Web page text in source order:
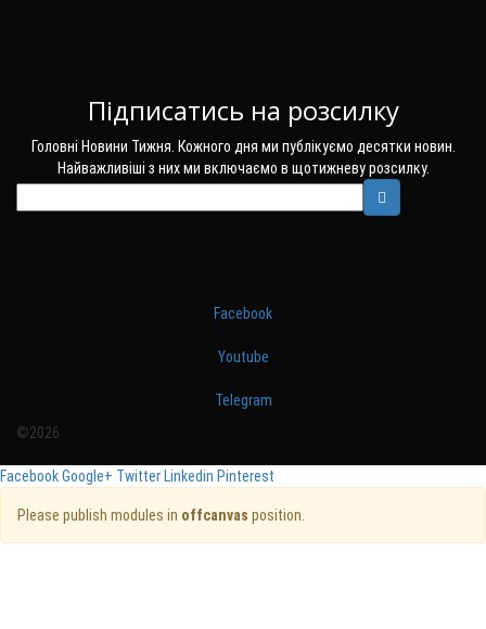
Підписатись на розсилку
Головні Новини Тижня. Кожного дня ми публікуємо десятки новин.
Найважливіші з них ми включаємо в щотижневу розсилку.
Facebook
Youtube
Telegram
©2026
FacebookGoogle+ Twitter Linkedin Pinterest
Please publish modules in offcanvas position.